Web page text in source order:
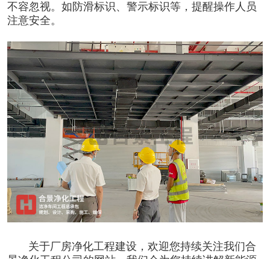
不容忽视。如防滑标识、警示标识等，提醒操作人员
注意安全。
关于厂房净化工程建设，欢迎您持续关注我们合